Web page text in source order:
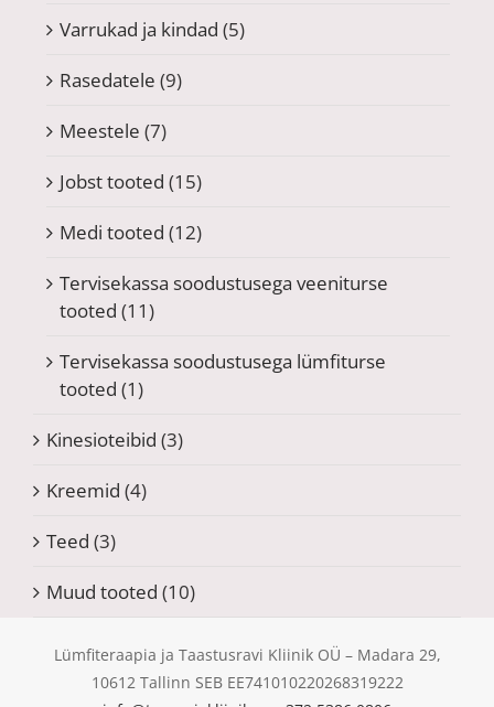
Varrukad ja kindad (5)
Rasedatele (9)
Meestele (7)
Jobst tooted (15)
Medi tooted (12)
Tervisekassa soodustusega veeniturse
tooted (11)
Tervisekassa soodustusega lümfiturse
tooted (1)
Kinesioteibid (3)
Kreemid (4)
Teed (3)
Muud tooted (10)
Lümfiteraapia ja Taastusravi Kliinik OÜ – Madara 29,
10612 Tallinn SEB EE741010220268319222